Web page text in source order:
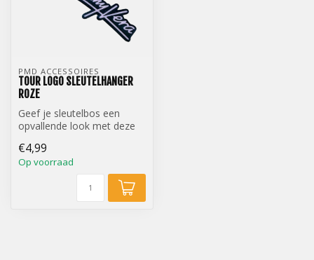
PMD ACCESSOIRES
TOUR LOGO SLEUTELHANGER
ROZE
Geef je sleutelbos een
opvallende look met deze
sleutelhang...
€4,99
Op voorraad